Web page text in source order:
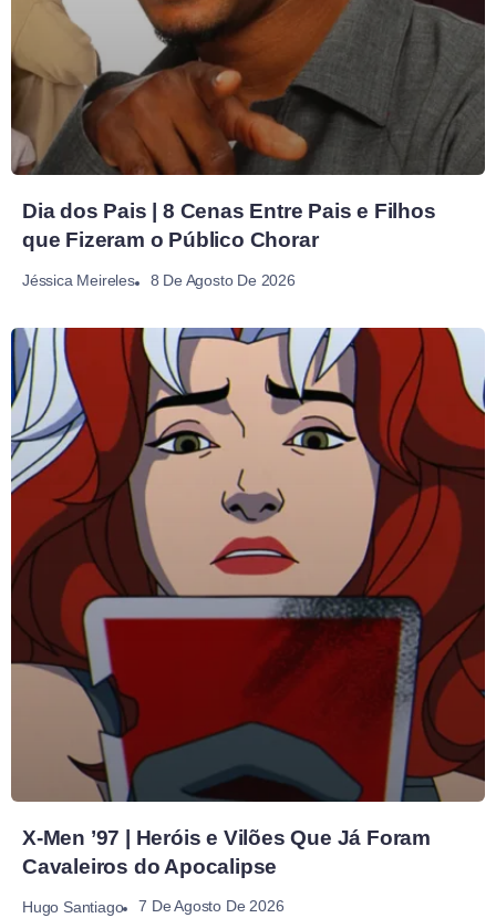
Dia dos Pais | 8 Cenas Entre Pais e Filhos
que Fizeram o Público Chorar
Jéssica Meireles 8 De Agosto De 2026
X-Men ’97 | Heróis e Vilões Que Já Foram
Cavaleiros do Apocalipse
Hugo Santiago 7 De Agosto De 2026